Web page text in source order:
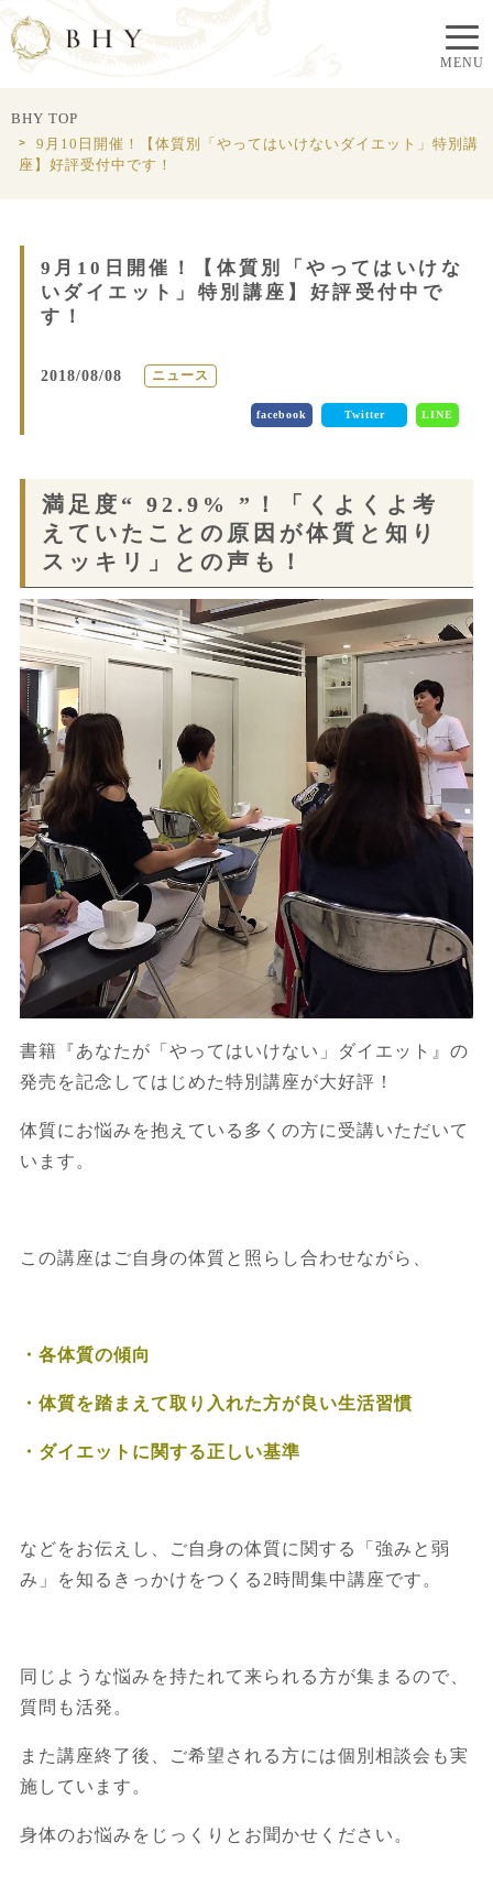
BHY TOP
9月10日開催！【体質別「やってはいけないダイエット」特別講
座】好評受付中です！
9月10日開催！【体質別「やってはいけな
いダイエット」特別講座】好評受付中で
す！
2018/08/08 ニュース
facebook Twitter LINE
満足度“ 92.9% ”！「くよくよ考
えていたことの原因が体質と知り
スッキリ」との声も！
書籍『あなたが「やってはいけない」ダイエット』の
発売を記念してはじめた特別講座が大好評！
体質にお悩みを抱えている多くの方に受講いただいて
います。
この講座はご自身の体質と照らし合わせながら、
・各体質の傾向
・体質を踏まえて取り入れた方が良い生活習慣
・ダイエットに関する正しい基準
などをお伝えし、ご自身の体質に関する「強みと弱
み」を知るきっかけをつくる2時間集中講座です。
同じような悩みを持たれて来られる方が集まるので、
質問も活発。
また講座終了後、ご希望される方には個別相談会も実
施しています。
身体のお悩みをじっくりとお聞かせください。